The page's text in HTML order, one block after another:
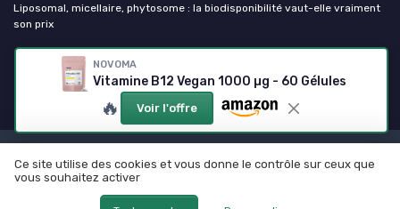
NOVOMA
Vitamine B12 Vegan 1000 µg - 60 Gélules
🔥 Voir l'offre
Liposomal, micellaire, phytosome : la biodisponibilité vaut-elle vraiment
son prix
Mes complements alimentaires
Mentions légales
Politique de confidentialité
© Mes complements alimentaires 2026
Ce site utilise des cookies et vous donne le contrôle sur ceux que
vous souhaitez activer